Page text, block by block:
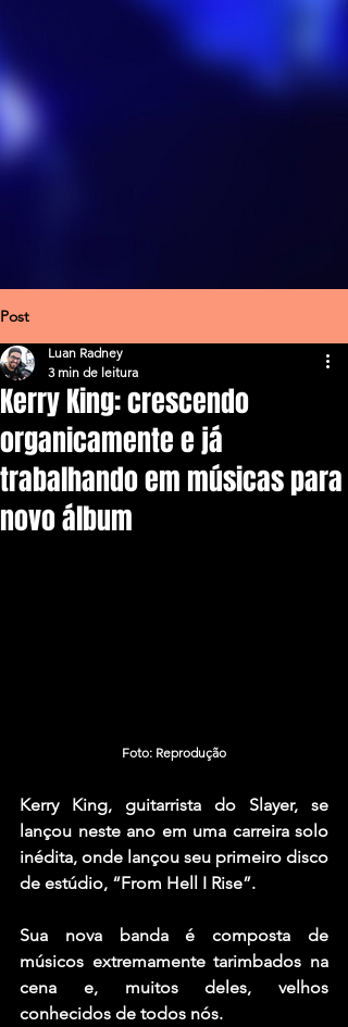
Post
Kerry King: crescendo
organicamente e já
trabalhando em músicas para
novo álbum
Luan Radney
3 min de leitura
Foto: Reprodução
Kerry King, guitarrista do Slayer, se
lançou neste ano em uma carreira solo
inédita, onde lançou seu primeiro disco
de estúdio, “From Hell I Rise”.
Sua nova banda é composta de
músicos extremamente tarimbados na
cena e, muitos deles, velhos
conhecidos de todos nós.